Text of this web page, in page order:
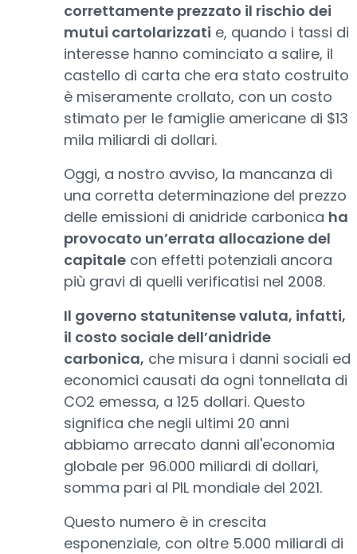
correttamente prezzato il rischio dei
mutui cartolarizzati e, quando i tassi di
interesse hanno cominciato a salire, il
castello di carta che era stato costruito
è miseramente crollato, con un costo
stimato per le famiglie americane di $13
mila miliardi di dollari.
Oggi, a nostro avviso, la mancanza di
una corretta determinazione del prezzo
delle emissioni di anidride carbonica ha
provocato un’errata allocazione del
capitale con effetti potenziali ancora
più gravi di quelli verificatisi nel 2008.
Il governo statunitense valuta, infatti,
il costo sociale dell’anidride
carbonica, che misura i danni sociali ed
economici causati da ogni tonnellata di
CO2 emessa, a 125 dollari. Questo
significa che negli ultimi 20 anni
abbiamo arrecato danni all'economia
globale per 96.000 miliardi di dollari,
somma pari al PIL mondiale del 2021.
Questo numero è in crescita
esponenziale, con oltre 5.000 miliardi di